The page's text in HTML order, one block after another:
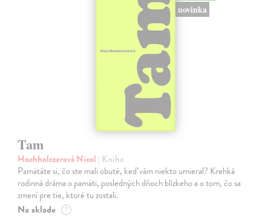
novinka
Tam
Hochholczerová Nicol | Kniha
Pamätáte si, čo ste mali obuté, keď vám niekto umieral? Krehká
rodinná dráma o pamäti, posledných dňoch blízkeho a o tom, čo sa
zmení pre tie, ktoré tu zostali.
Na sklade ?